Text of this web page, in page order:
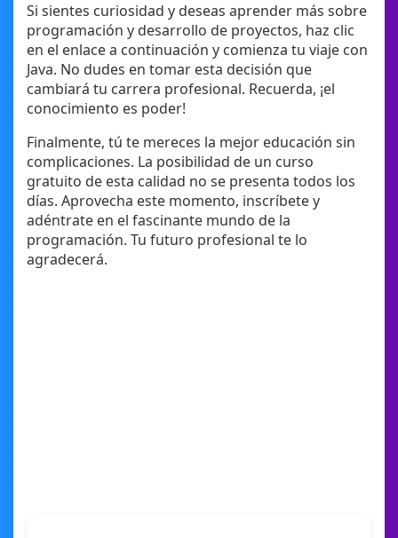
Si sientes curiosidad y deseas aprender más sobre
programación y desarrollo de proyectos, haz clic
en el enlace a continuación y comienza tu viaje con
Java. No dudes en tomar esta decisión que
cambiará tu carrera profesional. Recuerda, ¡el
conocimiento es poder!
Finalmente, tú te mereces la mejor educación sin
complicaciones. La posibilidad de un curso
gratuito de esta calidad no se presenta todos los
días. Aprovecha este momento, inscríbete y
adéntrate en el fascinante mundo de la
programación. Tu futuro profesional te lo
agradecerá.